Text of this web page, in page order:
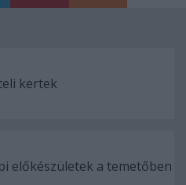
kertek
előkészületek a temetőben